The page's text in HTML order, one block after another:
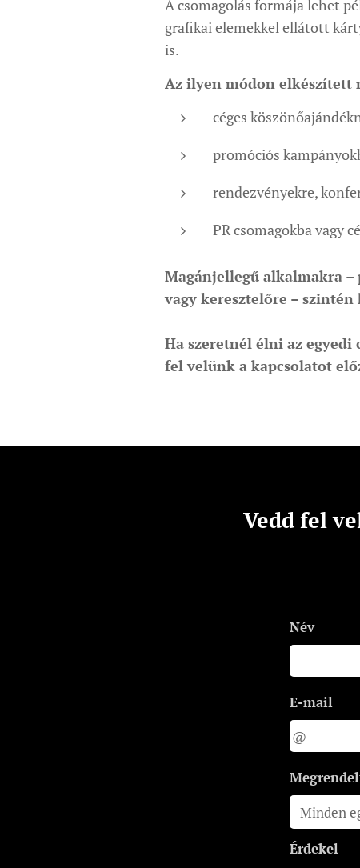
A csomagolás formája lehet
grafikai elemekkel ellátott
is.
Az ilyen módon elkészített
céges
promóciós
rendezvényekre,
PR csomagokba vagy
Magánjellegű alkalmakra –
vagy keresztelőre –
Ha szeretnél élni az egyedi
fel velünk a kapcsolatot
Vedd fel
Név
E-mail
Érdekel